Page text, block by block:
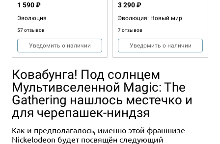
Эволюция
57 отзывов
1 590 ₽
Уведомить о наличии
Эволюция: Новый мир
7 отзывов
3 290 ₽
Уведомить о наличии
Ковабунга! Под солнцем
Мультивселенной Magic: The
Gathering нашлось местечко и
для черепашек-ниндзя
Как и предполагалось, именно этой франшизе
Nickelodeon будет посвящён следующий